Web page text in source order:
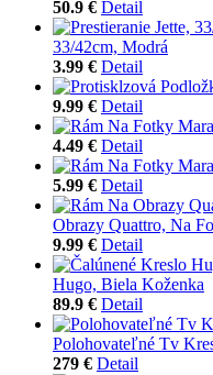
50.9 € Detail
33/42cm, Modrá
3.99 € Detail
9.99 € Detail
4.49 € Detail
5.99 € Detail
Obrazy Quattro, Na
9.99 € Detail
Hugo, Biela Koženka
89.9 € Detail
Polohovateľné Tv
279 € Detail